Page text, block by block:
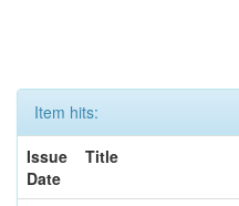
Item hits:
Issue
Date
Title